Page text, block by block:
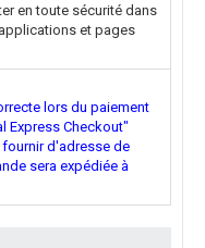
en toute sécurité dans
et pages
lors du paiement
Express Checkout"
d'adresse de
sera expédiée à